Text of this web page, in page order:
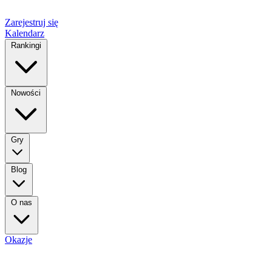
Zarejestruj się
Kalendarz
Rankingi
Nowości
Gry
Blog
O nas
Okazje